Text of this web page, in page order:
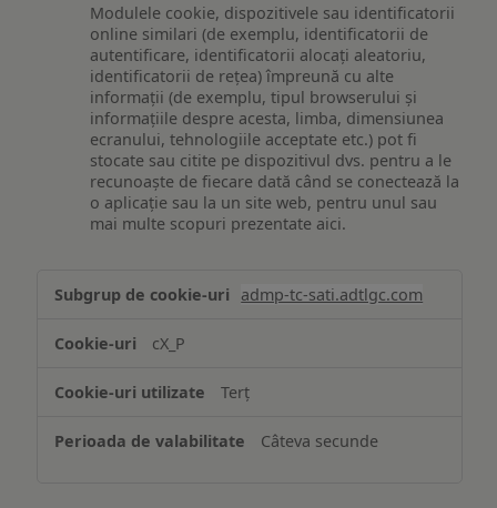
Modulele cookie, dispozitivele sau identificatorii
online similari (de exemplu, identificatorii de
autentificare, identificatorii alocați aleatoriu,
identificatorii de rețea) împreună cu alte
informații (de exemplu, tipul browserului și
informațiile despre acesta, limba, dimensiunea
ecranului, tehnologiile acceptate etc.) pot fi
stocate sau citite pe dispozitivul dvs. pentru a le
recunoaște de fiecare dată când se conectează la
o aplicație sau la un site web, pentru unul sau
mai multe scopuri prezentate aici.
și/sau
informațiilor
pe
dispozitiv
admp-tc-sati.adtlgc.com
cX_P
Terț
Câteva secunde